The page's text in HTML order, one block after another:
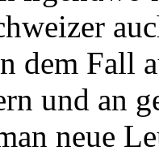
dem Fall
und an
neue